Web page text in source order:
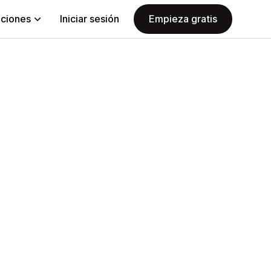
Iniciar sesión Empieza gratis